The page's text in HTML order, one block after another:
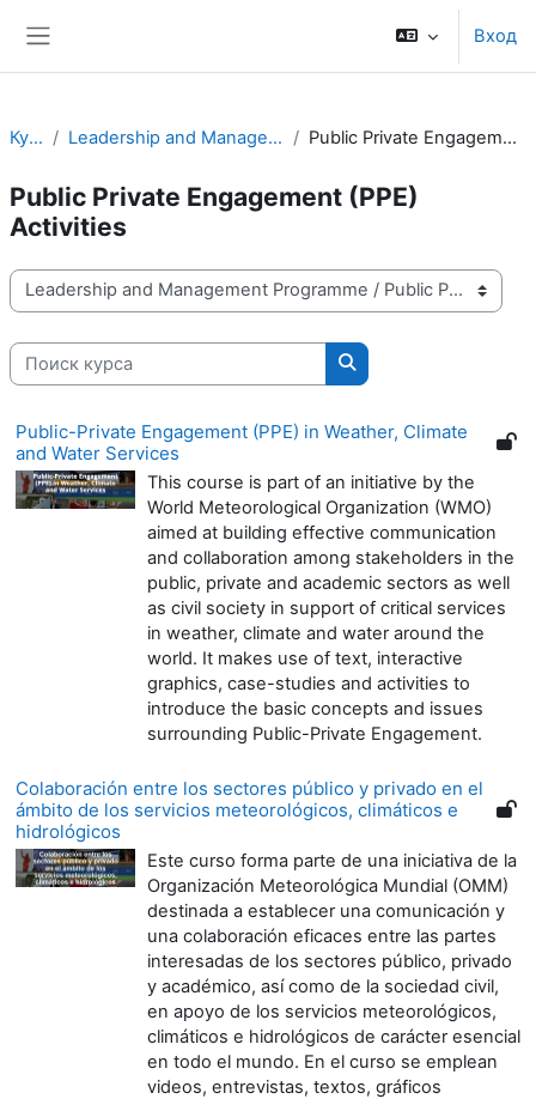
Вход
Курсы Leadership and Management Programme Public Private Engagement (PPE) Activities
Public Private Engagement (PPE)
Activities
Категории курсов
Поиск курса
Поиск курса
Public-Private Engagement (PPE) in Weather, Climate
and Water Services
This course is part of an initiative by the
World Meteorological Organization (WMO)
aimed at building effective communication
and collaboration among stakeholders in the
public, private and academic sectors as well
as civil society in support of critical services
in weather, climate and water around the
world. It makes use of text, interactive
graphics, case-studies and activities to
introduce the basic concepts and issues
surrounding Public-Private Engagement.
Colaboración entre los sectores público y privado en el
ámbito de los servicios meteorológicos, climáticos e
hidrológicos
Este curso forma parte de una iniciativa de la
Organización Meteorológica Mundial (OMM)
destinada a establecer una comunicación y
una colaboración eficaces entre las partes
interesadas de los sectores público, privado
y académico, así como de la sociedad civil,
en apoyo de los servicios meteorológicos,
climáticos e hidrológicos de carácter esencial
en todo el mundo. En el curso se emplean
videos, entrevistas, textos, gráficos